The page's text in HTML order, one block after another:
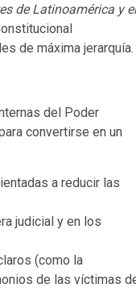
de Latinoamérica y el
de máxima jerarquía.
del Poder
convertirse en un
a reducir las
judicial y en los
(como la
de las víctimas